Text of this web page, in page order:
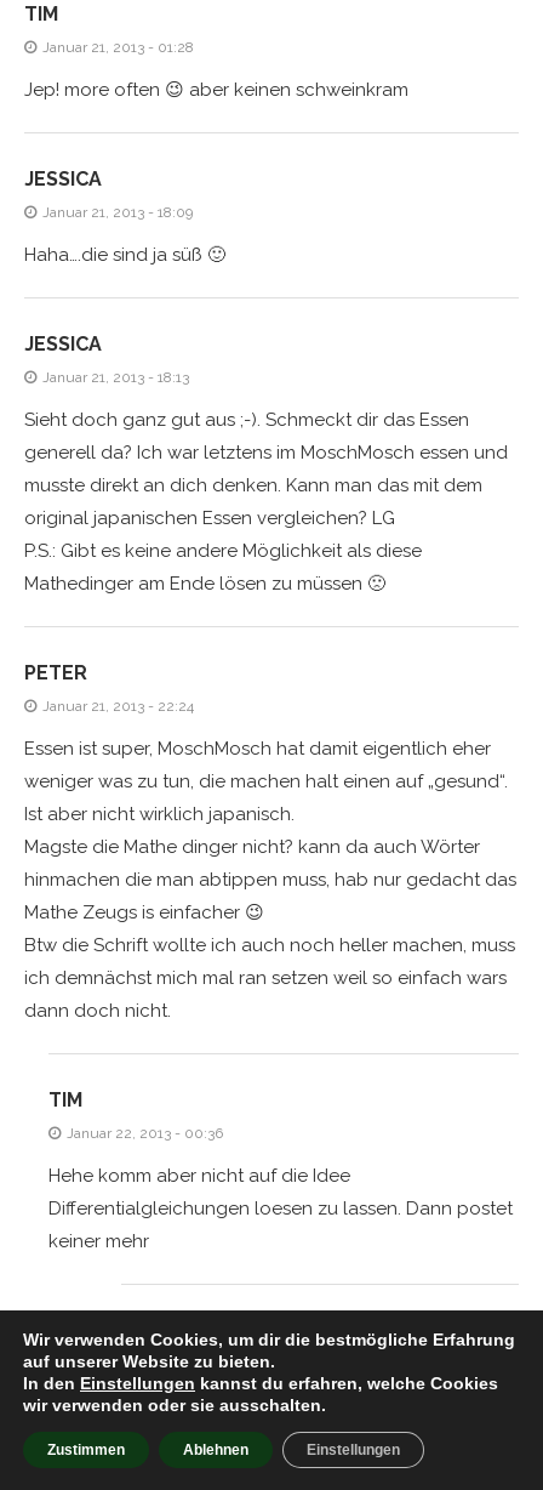
TIM
Januar 21, 2013 - 01:28
Jep! more often 😉 aber keinen schweinkram
JESSICA
Januar 21, 2013 - 18:09
Haha….die sind ja süß 🙂
JESSICA
Januar 21, 2013 - 18:13
Sieht doch ganz gut aus ;-). Schmeckt dir das Essen
generell da? Ich war letztens im MoschMosch essen und
musste direkt an dich denken. Kann man das mit dem
original japanischen Essen vergleichen? LG
P.S.: Gibt es keine andere Möglichkeit als diese
Mathedinger am Ende lösen zu müssen 🙁
PETER
Januar 21, 2013 - 22:24
Essen ist super, MoschMosch hat damit eigentlich eher
weniger was zu tun, die machen halt einen auf „gesund“.
Ist aber nicht wirklich japanisch.
Magste die Mathe dinger nicht? kann da auch Wörter
hinmachen die man abtippen muss, hab nur gedacht das
Mathe Zeugs is einfacher 😉
Btw die Schrift wollte ich auch noch heller machen, muss
ich demnächst mich mal ran setzen weil so einfach wars
dann doch nicht.
TIM
Januar 22, 2013 - 00:36
Hehe komm aber nicht auf die Idee
Differentialgleichungen loesen zu lassen. Dann postet
keiner mehr
PETER
Januar 22, 2013 - 09:15
Ich habs mal geändert dass man nur das
Zeug abtippen muss, gibt aber noch ewig
viele andere Sachen wie z.b.
Wir verwenden Cookies, um dir die bestmögliche Erfahrung
auf unserer Website zu bieten.
In den Einstellungen kannst du erfahren, welche Cookies
wir verwenden oder sie ausschalten.
Zustimmen Ablehnen Einstellungen